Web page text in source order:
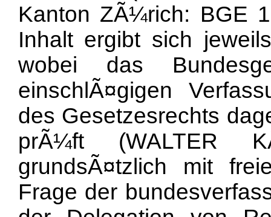
Kanton ZÃ¼rich: BGE
Inhalt ergibt sich
wobei das
einschlÃ¤gigen
des Gesetzesrechts
prÃ¼ft (WALTER
grundsÃ¤tzlich mit
Frage der